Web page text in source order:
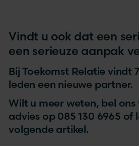
Vindt u ook dat een
een serieuze aanpak
Bij Toekomst Relatie vindt
leden een nieuwe partner.
Wilt u meer weten, bel
advies op 085 130 6965 of
volgende artikel.